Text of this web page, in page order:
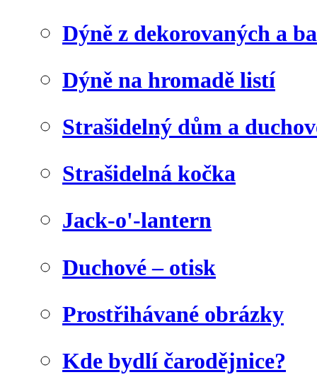
Dýně z dekorovaných a
Dýně na hromadě listí
Strašidelný dům a
Strašidelná kočka
Jack-o'-lantern
Duchové – otisk
Prostřihávané obrázky
Kde bydlí čarodějnice?